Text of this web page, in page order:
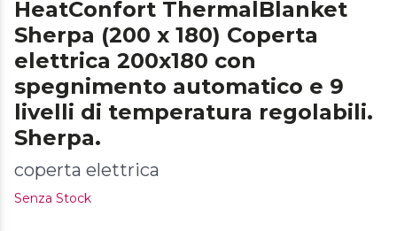
HeatConfort ThermalBlanket
Sherpa (200 x 180) Coperta
elettrica 200x180 con
spegnimento automatico e 9
livelli di temperatura regolabili.
Sherpa.
coperta elettrica
Senza Stock